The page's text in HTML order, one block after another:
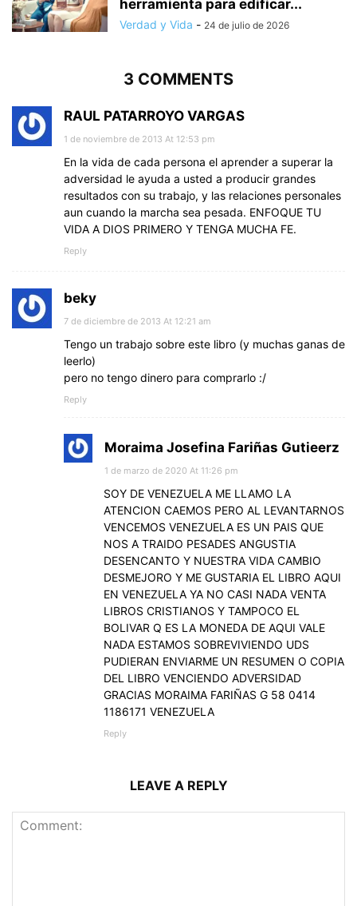
herramienta para edificar...
Verdad y Vida - 24 de julio de 2026
3 COMMENTS
RAUL PATARROYO VARGAS
1 de noviembre de 2013 At 12:53 pm
En la vida de cada persona el aprender a superar la
adversidad le ayuda a usted a producir grandes
resultados con su trabajo, y las relaciones personales
aun cuando la marcha sea pesada. ENFOQUE TU
VIDA A DIOS PRIMERO Y TENGA MUCHA FE.
Reply
beky
7 de diciembre de 2013 At 12:21 am
Tengo un trabajo sobre este libro (y muchas ganas de
leerlo)
pero no tengo dinero para comprarlo :/
Reply
Moraima Josefina Fariñas Gutieerz
1 de marzo de 2020 At 11:26 pm
SOY DE VENEZUELA ME LLAMO LA
ATENCION CAEMOS PERO AL LEVANTARNOS
VENCEMOS VENEZUELA ES UN PAIS QUE
NOS A TRAIDO PESADES ANGUSTIA
DESENCANTO Y NUESTRA VIDA CAMBIO
DESMEJORO Y ME GUSTARIA EL LIBRO AQUI
EN VENEZUELA YA NO CASI NADA VENTA
LIBROS CRISTIANOS Y TAMPOCO EL
BOLIVAR Q ES LA MONEDA DE AQUI VALE
NADA ESTAMOS SOBREVIVIENDO UDS
PUDIERAN ENVIARME UN RESUMEN O COPIA
DEL LIBRO VENCIENDO ADVERSIDAD
GRACIAS MORAIMA FARIÑAS G 58 0414
1186171 VENEZUELA
Reply
LEAVE A REPLY